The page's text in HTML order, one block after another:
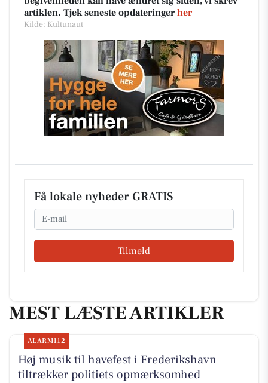
artiklen. Tjek seneste opdateringer her
Kilde: Kultunaut
Få lokale nyheder GRATIS
Email
Tilmeld
MEST LÆSTE ARTIKLER
ALARM112
Høj musik til havefest i Frederikshavn
tiltrækker politiets opmærksomhed